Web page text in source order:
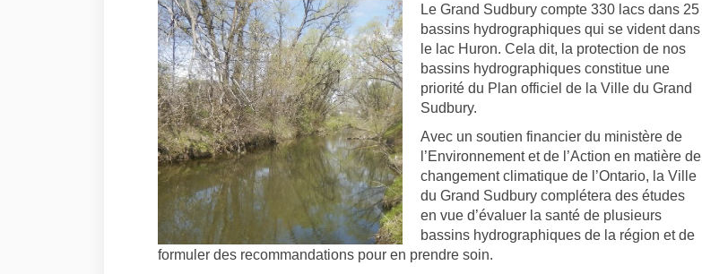
Le Grand Sudbury compte 330 lacs dans 25
bassins hydrographiques qui se vident dans
le lac Huron. Cela dit, la protection de nos
bassins hydrographiques constitue une
priorité du Plan officiel de la Ville du Grand
Sudbury.
Avec un soutien financier du ministère de
l’Environnement et de l’Action en matière de
changement climatique de l’Ontario, la Ville
du Grand Sudbury complétera des études
en vue d’évaluer la santé de plusieurs
bassins hydrographiques de la région et de
formuler des recommandations pour en prendre soin.